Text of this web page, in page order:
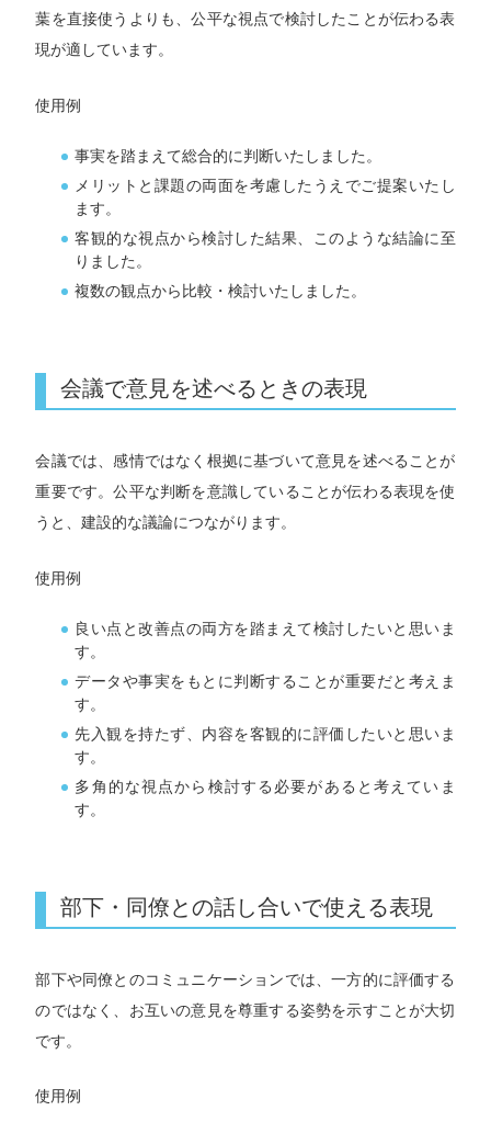
葉を直接使うよりも、公平な視点で検討したことが伝わる表
現が適しています。
使用例
事実を踏まえて総合的に判断いたしました。
メリットと課題の両面を考慮したうえでご提案いたし
ます。
客観的な視点から検討した結果、このような結論に至
りました。
複数の観点から比較・検討いたしました。
会議で意見を述べるときの表現
会議では、感情ではなく根拠に基づいて意見を述べることが
重要です。公平な判断を意識していることが伝わる表現を使
うと、建設的な議論につながります。
使用例
良い点と改善点の両方を踏まえて検討したいと思いま
す。
データや事実をもとに判断することが重要だと考えま
す。
先入観を持たず、内容を客観的に評価したいと思いま
す。
多角的な視点から検討する必要があると考えていま
す。
部下・同僚との話し合いで使える表現
部下や同僚とのコミュニケーションでは、一方的に評価する
のではなく、お互いの意見を尊重する姿勢を示すことが大切
です。
使用例